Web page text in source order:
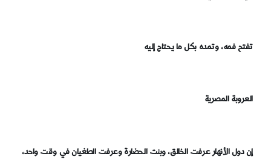
تفتح فمه، وتمده بكل ما يحتاج إليه
العروبة المصرية
إن دول الأنهار عرفت الخالق، وبنت الحضارة وعرفت الطغيان في وقت واحد،